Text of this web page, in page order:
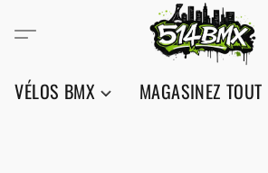
VÉLOS BMX MAGASINEZ TOUT